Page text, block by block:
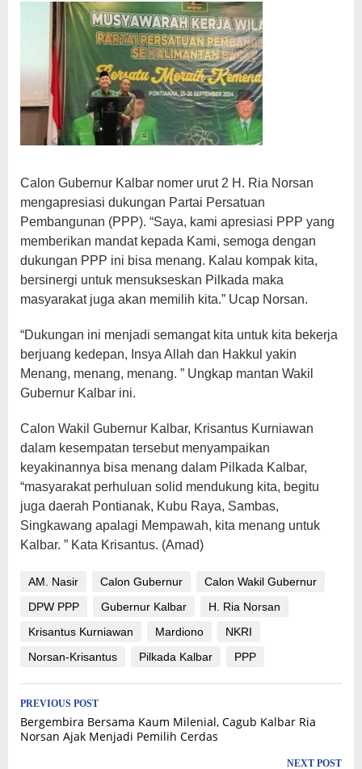
Calon Gubernur Kalbar nomer urut 2 H. Ria Norsan
mengapresiasi dukungan Partai Persatuan
Pembangunan (PPP). “Saya, kami apresiasi PPP yang
memberikan mandat kepada Kami, semoga dengan
dukungan PPP ini bisa menang. Kalau kompak kita,
bersinergi untuk mensukseskan Pilkada maka
masyarakat juga akan memilih kita.” Ucap Norsan.
“Dukungan ini menjadi semangat kita untuk kita bekerja
berjuang kedepan, Insya Allah dan Hakkul yakin
Menang, menang, menang. ” Ungkap mantan Wakil
Gubernur Kalbar ini.
Calon Wakil Gubernur Kalbar, Krisantus Kurniawan
dalam kesempatan tersebut menyampaikan
keyakinannya bisa menang dalam Pilkada Kalbar,
“masyarakat perhuluan solid mendukung kita, begitu
juga daerah Pontianak, Kubu Raya, Sambas,
Singkawang apalagi Mempawah, kita menang untuk
Kalbar. ” Kata Krisantus. (Amad)
AM. Nasir Calon Gubernur
Calon Wakil Gubernur
DPW PPP
Gubernur Kalbar
H. Ria Norsan
Krisantus Kurniawan
Mardiono
NKRI
Norsan-Krisantus
Pilkada Kalbar PPP
Post
navigation
PREVIOUS POST
Bergembira Bersama Kaum Milenial, Cagub Kalbar Ria
Norsan Ajak Menjadi Pemilih Cerdas
NEXT POST